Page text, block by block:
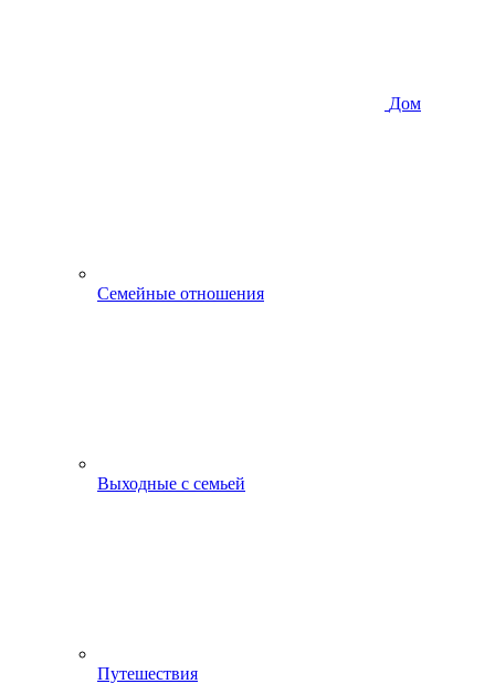
Дом
Семейные отношения
Выходные с семьей
Путешествия